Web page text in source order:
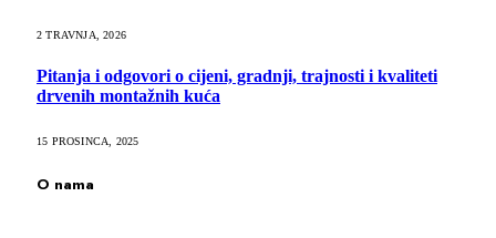
2 TRAVNJA, 2026
Pitanja i odgovori o cijeni, gradnji, trajnosti i kvaliteti
drvenih montažnih kuća
15 PROSINCA, 2025
O nama